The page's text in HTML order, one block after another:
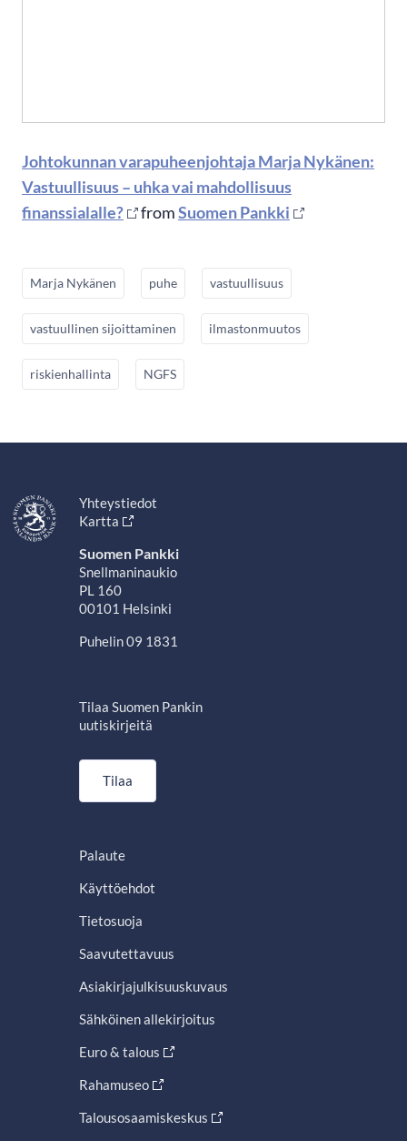
Johtokunnan varapuheenjohtaja Marja Nykänen:
Vastuullisuus – uhka vai mahdollisuus
finanssialalle?
fromSuomen Pankki
Marja Nykänen puhe vastuullisuus
vastuullinen sijoittaminen ilmastonmuutos
riskienhallinta NGFS
Yhteystiedot
Kartta
Suomen Pankki
Snellmaninaukio
PL 160
00101 Helsinki
Puhelin 09 1831
Tilaa Suomen Pankin
uutiskirjeitä
Tilaa
Palaute
Käyttöehdot
Tietosuoja
Saavutettavuus
Asiakirjajulkisuuskuvaus
Sähköinen allekirjoitus
Euro & talous
Rahamuseo
Talousosaamiskeskus